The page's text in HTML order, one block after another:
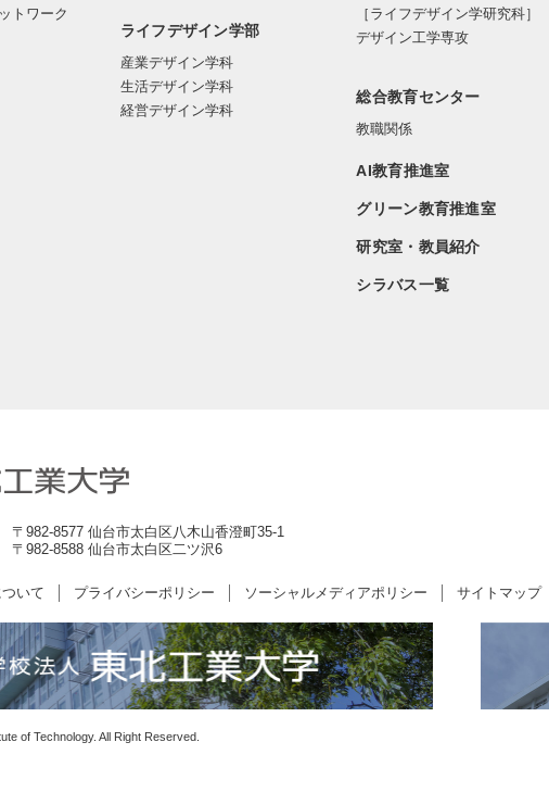
トワーク
ライフデザイン学部
産業デザイン学科
生活デザイン学科
経営デザイン学科
［ライフデザイン学研究科］
デザイン工学専攻
総合教育センター
教職関係
AI教育推進室
グリーン教育推進室
研究室・教員紹介
シラバス一覧
〒982-8577 仙台市太白区八木山香澄町35-1
〒982-8588 仙台市太白区二ツ沢6
いて プライバシーポリシー ソーシャルメディアポリシー サイトマップ
of Technology. All Right Reserved.